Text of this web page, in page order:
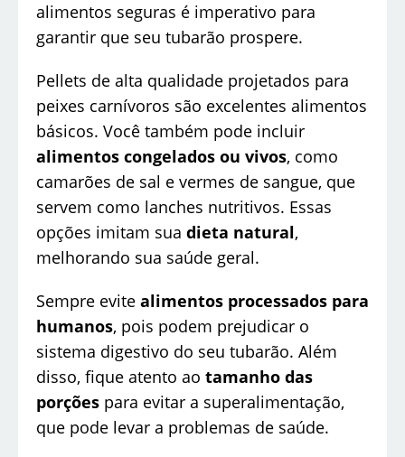
alimentos seguras é imperativo para
garantir que seu tubarão prospere.
Pellets de alta qualidade projetados para
peixes carnívoros são excelentes alimentos
básicos. Você também pode incluir
alimentos congelados ou vivos, como
camarões de sal e vermes de sangue, que
servem como lanches nutritivos. Essas
opções imitam sua dieta natural,
melhorando sua saúde geral.
Sempre evite alimentos processados para
humanos, pois podem prejudicar o
sistema digestivo do seu tubarão. Além
disso, fique atento ao tamanho das
porções para evitar a superalimentação,
que pode levar a problemas de saúde.